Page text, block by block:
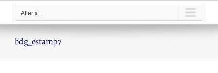
Aller à...
bdg_estamp7